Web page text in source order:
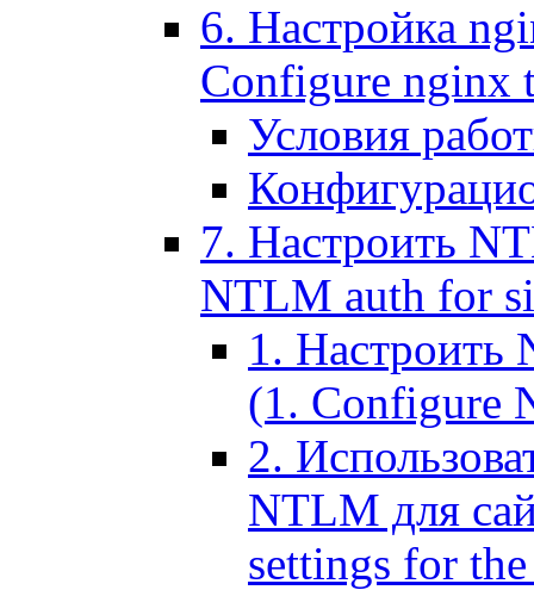
6. Настройка
Configure nginx
Условия
7. Настроить
NTLM auth for
1. Настроить
(1. Configure
2.
NTLM для
settings for